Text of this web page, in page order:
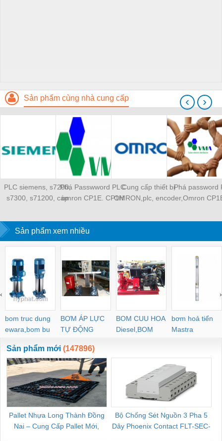
Sản phẩm cùng nhà cung cấp
PLC siemens, s7200,
s7300, s71200, cáp
Phá Passwword PLC
omron CP1E. CP1H
Cung cấp thiết bị
OMRON,plc, encoder,
Phá password
Omron
‹ ›
Sản phẩm xem nhiều
bom truc dung
ewara,bom bu
ewara
BƠM ÁP LỰC
TỰ ĐỘNG
BOM CUU HOA
Diesel,BOM
CHUA CHAY
bơm hoả tiển
Mastra
‹ ›
Sản phẩm mới (147896)
Pallet Nhựa Long Thành Đồng
Nai – Cung Cấp Pallet Mới,
Bộ Chống Sét Nguồn 3 Pha 5
Dây Phoenix Contact FLT-SEC-